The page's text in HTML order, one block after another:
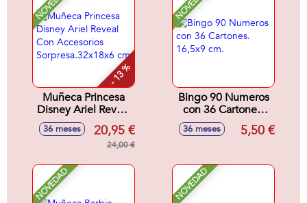
- 13 %
Muñeca Princesa
Disney Ariel Reveal
Con Accesorios
Sorpresa.32x18x6
36 meses 20,95 €
24,00 €
Bingo 90 Numeros
con 36 Cartones.
16,5x9 cm.
36 meses 5,50 €
NOVEDAD NOVEDAD